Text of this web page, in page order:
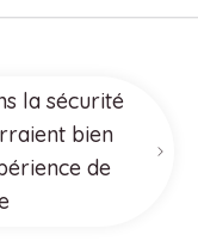
la sécurité
bien
de